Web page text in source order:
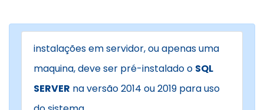
instalações em servidor, ou apenas uma
maquina, deve ser pré-instalado o SQL
SERVER na versão 2014 ou 2019 para uso